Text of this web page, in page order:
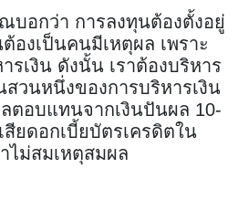
บอกว่า การลงทุนต้องตั้งอยู่
องเป็นคนมีเหตุผล เพราะ
รเงิน ดังนั้น เราต้องบริหาร
วนหนึ่งของการบริหารเงิน
ตอบแทนจากเงินปันผล 10-
ยดอกเบี้ยบัตรเครดิตใน
ไม่สมเหตุสมผล